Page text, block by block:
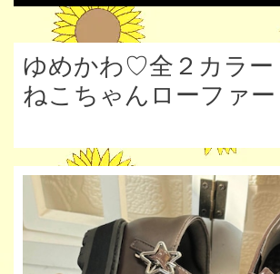
ゆめかわ♡全２カラ
ねこちゃんローファ